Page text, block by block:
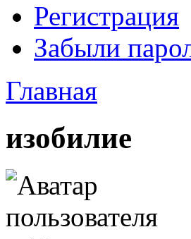
Регистрация
Забыли
Главная
изобилие